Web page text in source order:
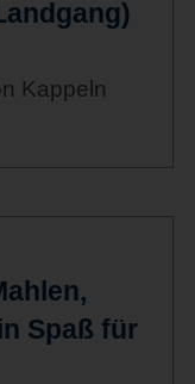
Kappeln
Spaß für